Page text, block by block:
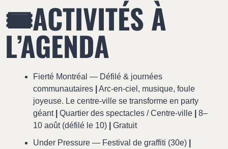
🎟️ACTIVITÉS À
L’AGENDA
Fierté Montréal — Défilé & journées
communautaires
Arc-en-ciel, musique, foule
joyeuse. Le centre-ville se transforme en party
géant
Quartier des spectacles / Centre-ville
8–
10 août (défilé le 10)
Gratuit
Under Pressure — Festival de graffiti (30e)